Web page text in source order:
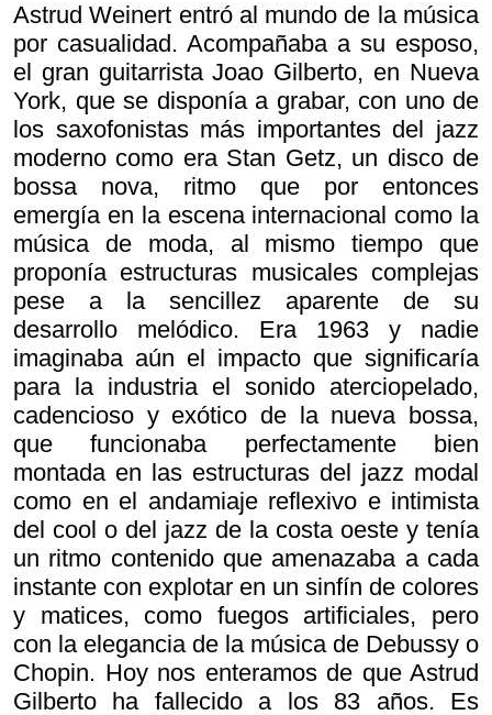
Astrud Weinert entró al mundo de la música
por casualidad. Acompañaba a su esposo,
el gran guitarrista Joao Gilberto, en Nueva
York, que se disponía a grabar, con uno de
los saxofonistas más importantes del jazz
moderno como era Stan Getz, un disco de
bossa nova, ritmo que por entonces
emergía en la escena internacional como la
música de moda, al mismo tiempo que
proponía estructuras musicales complejas
pese a la sencillez aparente de su
desarrollo melódico. Era 1963 y nadie
imaginaba aún el impacto que significaría
para la industria el sonido aterciopelado,
cadencioso y exótico de la nueva bossa,
que funcionaba perfectamente bien
montada en las estructuras del jazz modal
como en el andamiaje reflexivo e intimista
del cool o del jazz de la costa oeste y tenía
un ritmo contenido que amenazaba a cada
instante con explotar en un sinfín de colores
y matices, como fuegos artificiales, pero
con la elegancia de la música de Debussy o
Chopin. Hoy nos enteramos de que Astrud
Gilberto ha fallecido a los 83 años. Es